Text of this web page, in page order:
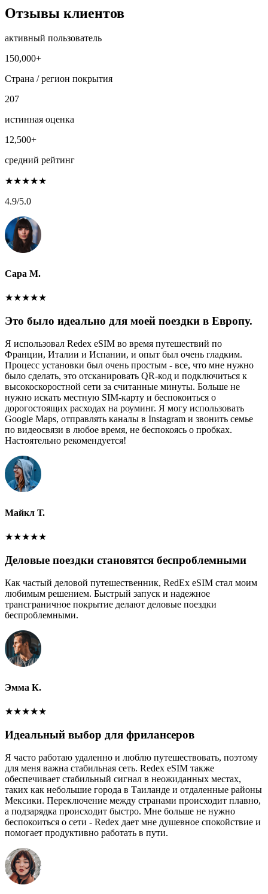
Отзывы клиентов
активный пользователь
150,000+
Страна / регион покрытия
207
истинная оценка
12,500+
средний рейтинг
★★★★★
4.9/5.0
Сара М.
★★★★★
Это было идеально для моей поездки в Европу.
Я использовал Redex eSIM во время путешествий по
Франции, Италии и Испании, и опыт был очень гладким.
Процесс установки был очень простым - все, что мне нужно
было сделать, это отсканировать QR-код и подключиться к
высокоскоростной сети за считанные минуты. Больше не
нужно искать местную SIM-карту и беспокоиться о
дорогостоящих расходах на роуминг. Я могу использовать
Google Maps, отправлять каналы в Instagram и звонить семье
по видеосвязи в любое время, не беспокоясь о пробках.
Настоятельно рекомендуется!
Майкл Т.
★★★★★
Деловые поездки становятся беспроблемными
Как частый деловой путешественник, RedEx eSIM стал моим
любимым решением. Быстрый запуск и надежное
трансграничное покрытие делают деловые поездки
беспроблемными.
Эмма К.
★★★★★
Идеальный выбор для фрилансеров
Я часто работаю удаленно и люблю путешествовать, поэтому
для меня важна стабильная сеть. Redex eSIM также
обеспечивает стабильный сигнал в неожиданных местах,
таких как небольшие города в Таиланде и отдаленные районы
Мексики. Переключение между странами происходит плавно,
а подзарядка происходит быстро. Мне больше не нужно
беспокоиться о сети - Redex дает мне душевное спокойствие и
помогает продуктивно работать в пути.